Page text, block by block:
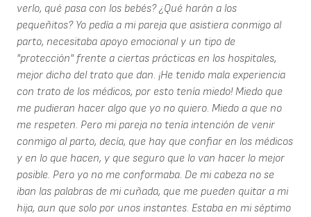
verlo, qué pasa con los bebés? ¿Qué harán a los
pequeñitos? Yo pedía a mi pareja que asistiera conmigo al
parto, necesitaba apoyo emocional y un tipo de
"protección" frente a ciertas prácticas en los hospitales,
mejor dicho del trato que dan. ¡He tenido mala experiencia
con trato de los médicos, por esto tenía miedo! Miedo que
me pudieran hacer algo que yo no quiero. Miedo a que no
me respeten. Pero mi pareja no tenía intención de venir
conmigo al parto, decía, que hay que confiar en los médicos
y en lo que hacen, y que seguro que lo van hacer lo mejor
posible. Pero yo no me conformaba. De mi cabeza no se
iban las palabras de mi cuñada, que me pueden quitar a mi
hija, aun que solo por unos instantes. Estaba en mi séptimo